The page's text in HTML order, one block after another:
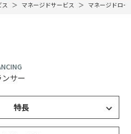
マネージドサービス マネージドロ
サー
特長